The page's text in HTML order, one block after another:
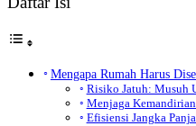
Mengapa Rumah Harus
Risiko Jatuh: Musuh
Menjaga
Efisiensi Jangka